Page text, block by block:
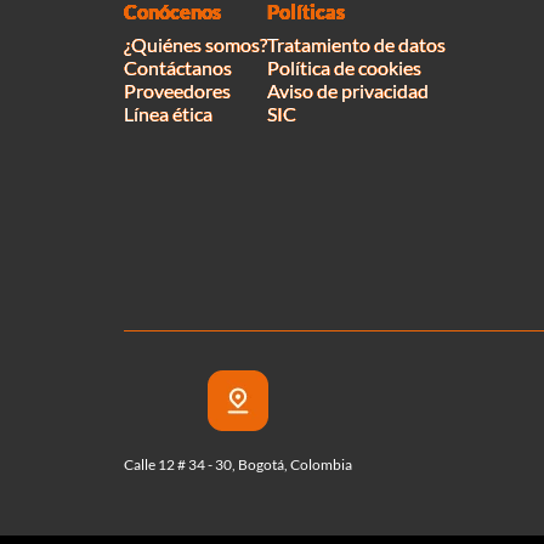
Conócenos
¿Quiénes somos?
Contáctanos
Proveedores
Línea ética
Políticas
Tratamiento de datos
Política de cookies
Aviso de privacidad
SIC
Calle 12 # 34 - 30, Bogotá, Colombia